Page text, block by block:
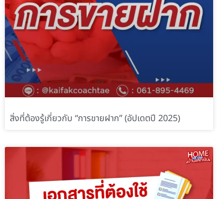
สิ่งที่ต้องรู้เกี่ยวกับ “การขายฝาก” (อัปเดตปี 2025)